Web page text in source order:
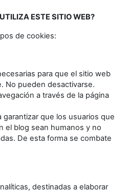
ESTE SITIO WEB?
de cookies:
para que el sitio web
No pueden desactivarse.
a través de la página
garantizar que los usuarios que
el blog sean humanos y no
De esta forma se combate
destinadas a elaborar